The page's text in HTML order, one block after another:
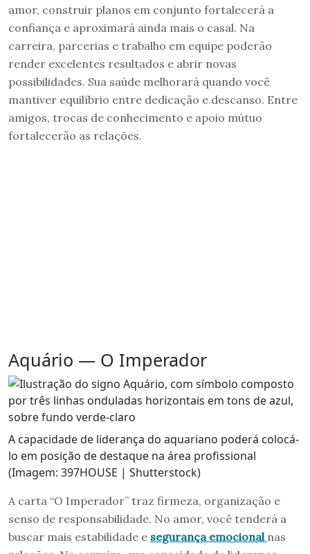
amor, construir planos em conjunto fortalecerá a
confiança e aproximará ainda mais o casal. Na
carreira, parcerias e trabalho em equipe poderão
render excelentes resultados e abrir novas
possibilidades. Sua saúde melhorará quando você
mantiver equilíbrio entre dedicação e descanso. Entre
amigos, trocas de conhecimento e apoio mútuo
fortalecerão as relações.
Aquário — O Imperador
A capacidade de liderança do aquariano poderá colocá-
lo em posição de destaque na área profissional
(Imagem: 397HOUSE | Shutterstock)
A carta “O Imperador” traz firmeza, organização e
senso de responsabilidade. No amor, você tenderá a
buscar mais estabilidade e segurança emocional nas